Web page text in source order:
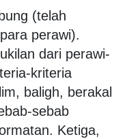
(telah
perawi).
dari perawi-
kriteria
baligh, berakal
sebab
Ketiga,